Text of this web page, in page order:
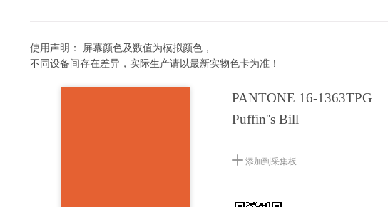
使用声明： 屏幕颜色及数值为模拟颜色，
不同设备间存在差异，实际生产请以最新实物色卡为准！
PANTONE 16-1363TPG
Puffin''s Bill
添加到采集板